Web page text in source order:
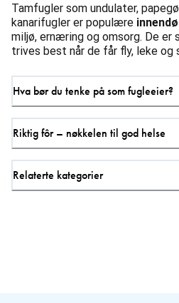
Tamfugler som undulater,
kanarifugler er populære
miljø, ernæring og omsorg. De er
trives best når de får fly, leke og
Hva bør du tenke på som fugleeier?
Riktig fôr – nøkkelen til god helse
Relaterte kategorier